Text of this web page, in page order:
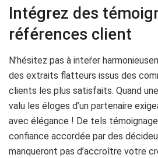
Intégrez des
références client
N’hésitez pas à inteŕer
des extraits flatteurs issus des
clients les plus satisfaits. Quand
valu les éloges d’un partenaire
avec élégance ! De tels
confiance accordée par des
manqueront pas d’accroître votre